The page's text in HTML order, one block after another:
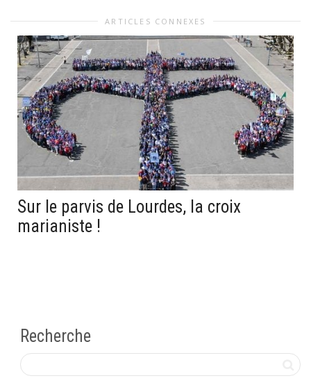
ARTICLES CONNEXES
Sur le parvis de Lourdes, la croix
marianiste !
Recherche